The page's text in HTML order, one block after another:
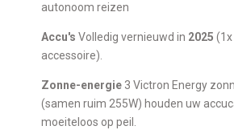
autonoom reizen
Accu's Volledig vernieuwd in 2025
accessoire).
Zonne-energie 3 Victron Energy
(samen ruim 255W) houden uw
moeiteloos op peil.